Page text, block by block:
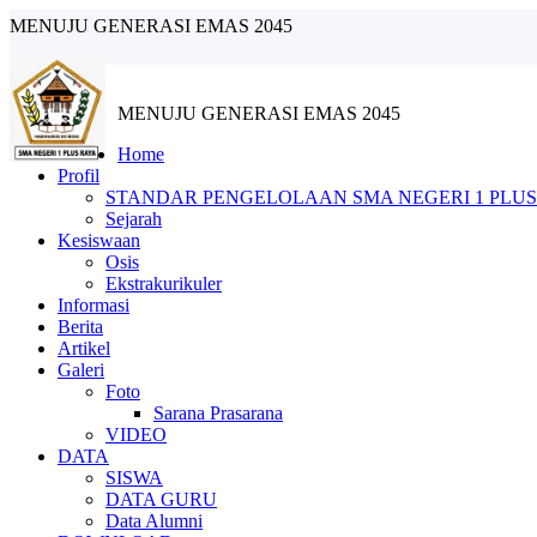
MENUJU GENERASI EMAS 2045
MENUJU GENERASI EMAS 2045
Home
Profil
STANDAR PENGELOLAAN SMA NEGERI 1
Sejarah
Kesiswaan
Osis
Ekstrakurikuler
Informasi
Berita
Artikel
Galeri
Foto
Sarana Prasarana
VIDEO
DATA
SISWA
DATA GURU
Data Alumni